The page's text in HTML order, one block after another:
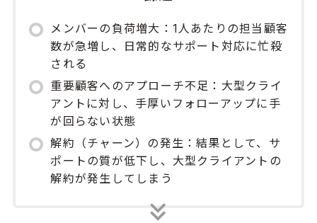
メンバーの負荷増大：1人あたりの担当顧客
数が急増し、日常的なサポート対応に忙殺
される
重要顧客へのアプローチ不足：大型クライ
アントに対し、手厚いフォローアップに手
が回らない状態
解約（チャーン）の発生：結果として、サ
ポートの質が低下し、大型クライアントの
解約が発生してしまう